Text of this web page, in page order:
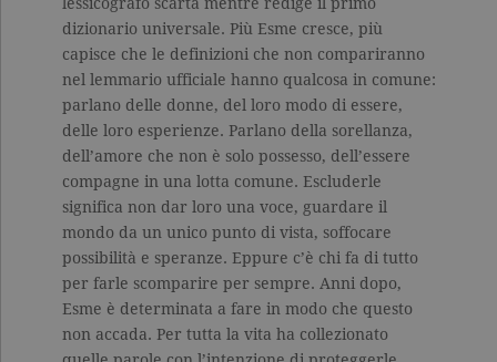
lessicografo scarta mentre redige il primo
dizionario universale. Più Esme cresce, più
capisce che le definizioni che non compariranno
nel lemmario ufficiale hanno qualcosa in comune:
parlano delle donne, del loro modo di essere,
delle loro esperienze. Parlano della sorellanza,
dell’amore che non è solo possesso, dell’essere
compagne in una lotta comune. Escluderle
significa non dar loro una voce, guardare il
mondo da un unico punto di vista, soffocare
possibilità e speranze. Eppure c’è chi fa di tutto
per farle scomparire per sempre. Anni dopo,
Esme è determinata a fare in modo che questo
non accada. Per tutta la vita ha collezionato